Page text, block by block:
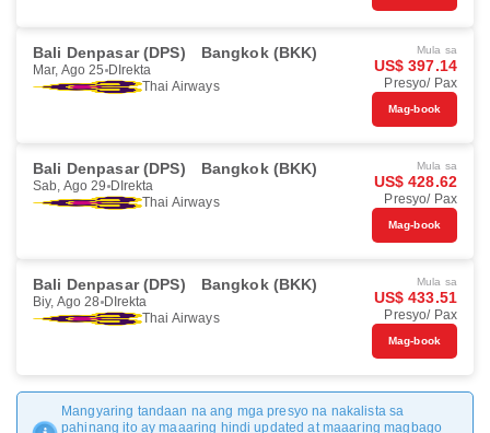
Bali Denpasar (DPS) Bangkok (BKK)
Mar, Ago 25 DIrekta
Thai Airways
Mula sa
US$ 397.14
Presyo/ Pax
Mag-book
Bali Denpasar (DPS) Bangkok (BKK)
Sab, Ago 29 DIrekta
Thai Airways
Mula sa
US$ 428.62
Presyo/ Pax
Mag-book
Bali Denpasar (DPS) Bangkok (BKK)
Biy, Ago 28 DIrekta
Thai Airways
Mula sa
US$ 433.51
Presyo/ Pax
Mag-book
Mangyaring tandaan na ang mga presyo na nakalista sa
pahinang ito ay maaaring hindi updated at maaaring magbago